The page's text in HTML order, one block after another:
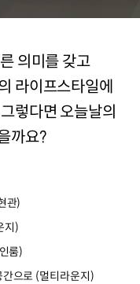
의미를 갖고
라이프스타일에
렇다면 오늘날의
까요?
관)
지)
룸)
으로 (멀티라운지)